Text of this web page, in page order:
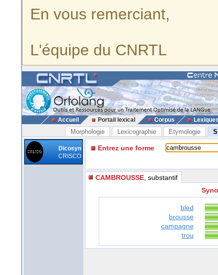
En vous remerciant,
L'équipe du CNRTL
Accueil Portail lexical Corpus
Morphologie Lexicographie Etymologie
Dicosyn
CRISCO
Entrez une forme
CAMBROUSSE , substantif
bled
brousse
campagne
trou